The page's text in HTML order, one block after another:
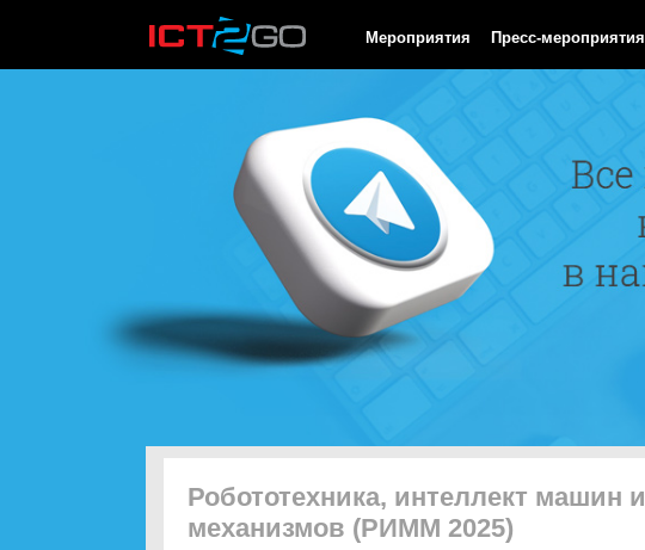
Мероприятия Пресс-мероприятия
Робототехника, интеллект машин и
механизмов (РИММ 2025)